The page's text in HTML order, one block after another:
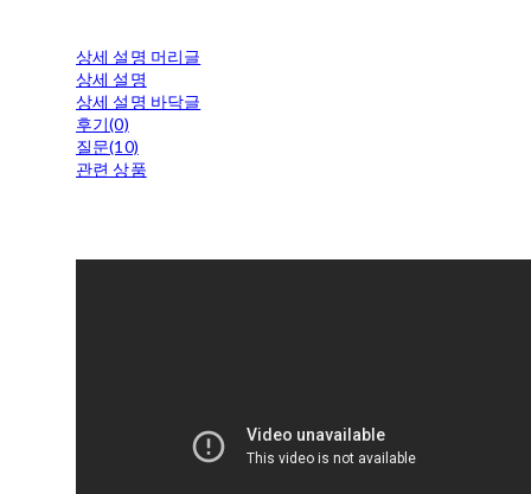
상세 설명 머리글
상세 설명
상세 설명 바닥글
후기(0)
질문(10)
관련 상품